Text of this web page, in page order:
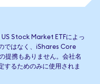
Stock Market ETFによっ
ではなく、iShares Core
提携もありません。会社名
するためのみに使用されま